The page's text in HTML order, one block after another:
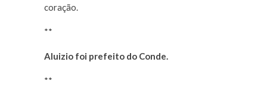
coração.
**
Aluizio foi prefeito do Conde.
**